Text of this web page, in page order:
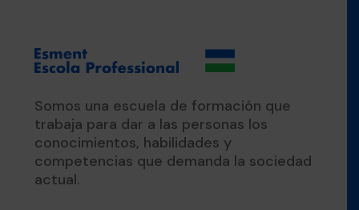
Somos una escuela de formación que
trabaja para dar a las personas los
conocimientos, habilidades y
competencias que demanda la sociedad
actual.